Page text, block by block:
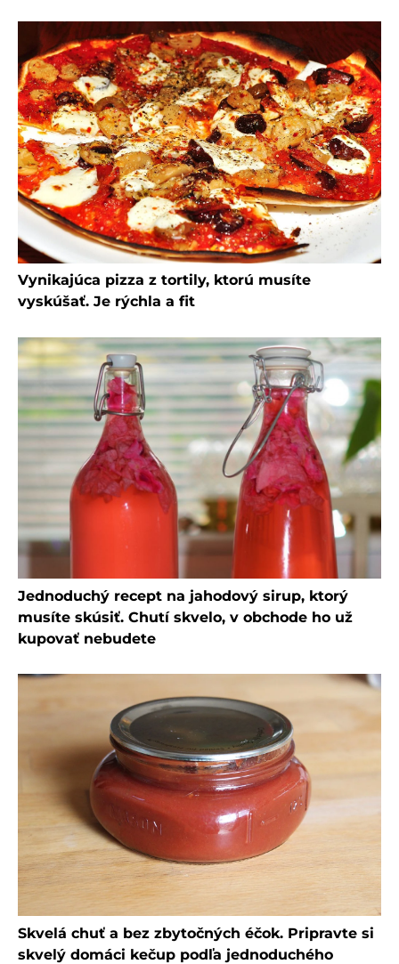
Vynikajúca pizza z tortily, ktorú musíte
vyskúšať. Je rýchla a fit
Jednoduchý recept na jahodový sirup, ktorý
musíte skúsiť. Chutí skvelo, v obchode ho už
kupovať nebudete
Skvelá chuť a bez zbytočných éčok. Pripravte si
skvelý domáci kečup podľa jednoduchého